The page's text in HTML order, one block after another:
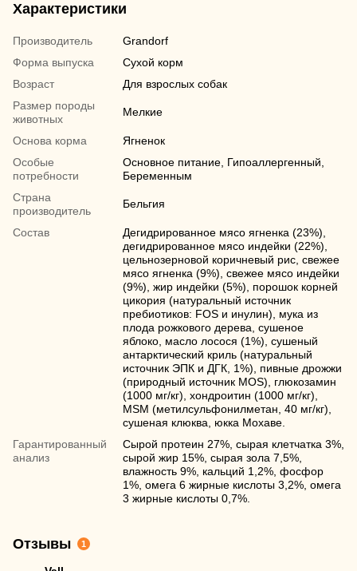
Характеристики
Производитель
Grandorf
Форма выпуска
Сухой корм
Возраст
Для взрослых собак
Размер породы
животных
Мелкие
Основа корма
Ягненок
Особые
потребности
Основное питание, Гипоаллергенный,
Беременным
Страна
производитель
Бельгия
Состав
Дегидрированное мясо ягненка (23%),
дегидрированное мясо индейки (22%),
цельнозерновой коричневый рис, свежее
мясо ягненка (9%), свежее мясо индейки
(9%), жир индейки (5%), порошок корней
цикория (натуральный источник
пребиотиков: FOS и инулин), мука из
плода рожкового дерева, сушеное
яблоко, масло лосося (1%), сушеный
антарктический криль (натуральный
источник ЭПК и ДГК, 1%), пивные дрожжи
(природный источник MOS), глюкозамин
(1000 мг/кг), хондроитин (1000 мг/кг),
MSM (метилсульфонилметан, 40 мг/кг),
сушеная клюква, юкка Мохаве.
Гарантированный
анализ
Сырой протеин 27%, сырая клетчатка 3%,
сырой жир 15%, сырая зола 7,5%,
влажность 9%, кальций 1,2%, фосфор
1%, омега 6 жирные кислоты 3,2%, омега
3 жирные кислоты 0,7%.
Отзывы 1